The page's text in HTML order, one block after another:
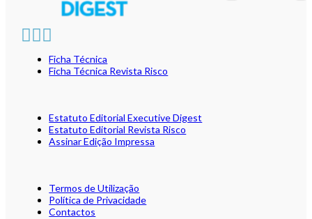
Ficha Técnica
Ficha Técnica Revista Risco
Estatuto Editorial Executive Digest
Estatuto Editorial Revista Risco
Assinar Edição Impressa
Termos de Utilização
Política de Privacidade
Contactos